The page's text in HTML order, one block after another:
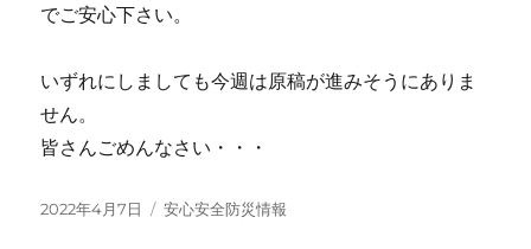
でご安心下さい。
いずれにしましても今週は原稿が進みそうにありま
せん。
皆さんごめんなさい・・・
投
2022年4月7日
カ
安心安全防災情報